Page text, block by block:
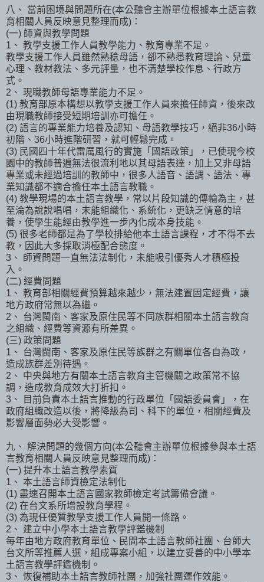
八、 當前困境與問題所在(本公聽會主辦單位根據本土語言教
育相關人員反映意見整理而成)：
(一) 師資與教學問題
1、 教學支援工作人員教學能力、教育專業不足。
教學支援工作人員雖然熟稔母語，卻不熟悉教育理論、兒童
心理、教材教法、多元評量，也不清楚學校作息、行政方
式。
2、 現職教師母語專業能力不足。
(1) 教育部原本構想以教學支援工作人員來擔任師資，後來改
由現職教師接受短期培訓亦可擔任。
(2) 語言的專業能力培養及認知、母語教學技巧，絕非36小時
初階、36小時進階研習，就可輕鬆完成。
(3) 民國四十年代雷厲風行的實施「國語政策」，已使現今校
園中的教師普遍無法很流利地以其母語表達，加上又非母語
專業或未經過培訓的教師中，很多人語音、語調、語法、專
業知識都不適合擔任本土語言教職。
(4) 教學現場的本土語言教學，常以片段知識的傳輸為主，甚
至淪為說說唱唱，未能組織化、系統化，更缺乏情意的培
養，使學生能經由教學進一步內化成本身技能。
(5) 很多老師都是為了學校排給他本土語言課程，才不得不去
教，因此大多採取消極配合態度。
3、 師資問題一直無法法制化，未能吸引優秀人才積極投
入。
(二) 經費問題
1、 教育部相關經費預算越來越少，無法建置固定經費，讓
地方政府常無以為繼。
2、 台灣閩南、客家及原住民等不同族群相關本土語言教育
之組織、經費等資源有所差異。
(三) 政策問題
1、 台灣閩南、客家及原住民等族群之有關單位各自為政，
造成族群差別待遇。
2、 中央與地方有關本土語言教育主管機關之政策常不協
調，造成教育成效大打折扣。
3、 目前負責本土語言推動的行政單位「國語委員會」，在
政府組織改造以後，將降級為司、科下的單位，相關經費及
影響層面勢必大受影響。
九、 解決問題的幾個方向(本公聽會主辦單位根據參與本土語
言教育相關人員反映意見整理而成)：
(一) 提升本土語言教學素質
1、 本土語言師資檢定法制化
(1) 盡速召開本土語言國家教師檢定考試籌備會議。
(2) 在台文系所增設教育學程。
(3) 為現任優質教學支援工作人員開一條路。
2、 建立中小學本土語言教學評鑑機制
每年由地方政府教育單位、民間本土語言教師社團、台師大
台文所等推薦人選，組成專案小組，以建立妥善的中小學本
土語言教學評鑑機制。
3、 恢復補助本土語言教師社團，加強社團運作效能。